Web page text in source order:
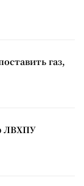
газ,
ЛВХПУ